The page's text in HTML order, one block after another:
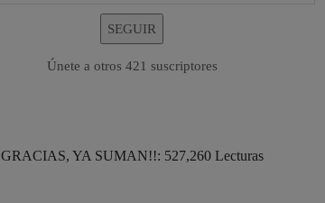
SEGUIR
Únete a otros 421 suscriptores
GRACIAS, YA SUMAN!!: 527,260 Lecturas